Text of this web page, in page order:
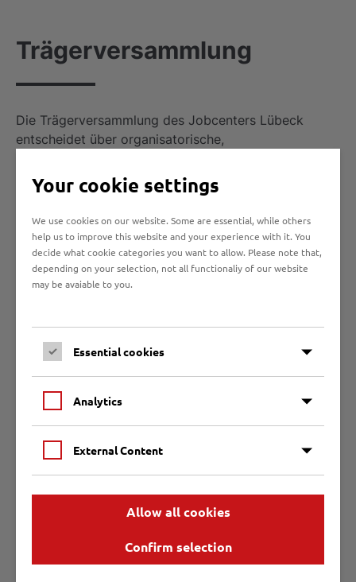
Trägerversammlung
Die Trägerversammlung des Jobcenters Lübeck
entscheidet über organisatorische,
personalvertretungsrechtliche Angelegenheiten. In
der Trägerversammlung wird das örtliche
Arbeitsmarkt- und Integrationsprogramm des
Jobcenters unter Beachtung der gesetzlichen
Vorgaben und den Zielvorgaben der Träger bestimmt.
Die Agentur für Arbeit Lübeck und die Hansestadt
Lübeck sind die kooperierenden Träger des
Die Trägerversammlung hat insgesamt sechs
stimmberechtigte Mitglieder, von denen jeweils drei
Lübeck und drei Vertreterinnen und Vertretern von
der Hansestadt Lübeck bestimmt werden.
Näheres zum Aufgabenbereich der
Trägerversammlung kann der Vorschrift des § 44c
SGB II entnommen werden.
Der Beirat
Your cookie settings
We use cookies on our website. Some are essential, while others
help us to improve this website and your experience with it. You
decide what cookie categories you want to allow. Please note that,
depending on your selection, not all functionaliy of our website
may be avaiable to you.
Essential cookies
Analytics
External Content
Allow all cookies
Confirm selection